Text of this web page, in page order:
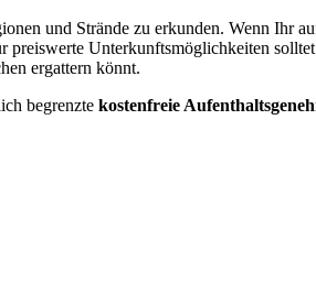
und Strände zu erkunden. Wenn Ihr
preiswerte Unterkunftsmöglichkeiten
ergattern könnt.
begrenzte kostenfreie